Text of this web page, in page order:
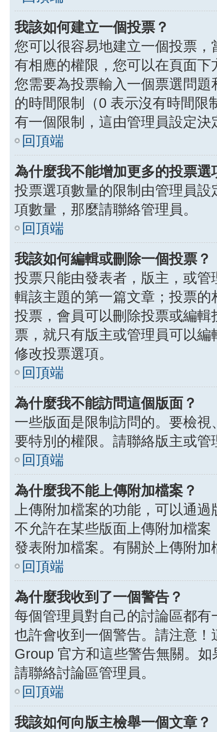
我該如何建立一個投票？
您可以很容易地建立一個投票
有相應的權限，您可以在頁面
您需要為投票輸入一個票選問
的時間限制（0 表示沒有時間限
有一個限制，這由管理員設定決
回頂端
為什麼我不能增加更多的投票選
投票選項數量的限制由管理員
項數量，那麼請聯絡管理員。
回頂端
我該如何編輯或刪除一個投票？
投票只能由發表者，版主，或
輯該主題的第一篇文章；投票
投票，會員可以刪除投票或編
票，就只有版主或管理員可以
修改投票選項。
回頂端
為什麼我不能訪問這個版面？
一些版面是限制訪問的。要檢
要特別的權限。請聯絡版主或管
回頂端
為什麼我不能上傳附加檔案？
上傳附加檔案的功能，可以通
不允許在某些版面上傳附加檔
發表附加檔案。有關於上傳附
回頂端
為什麼我收到了一個警告？
每個管理員對自己的討論區都
也許會收到一個警告。請注意
Group 官方和這些警告無關。
請聯絡討論區管理員。
回頂端
我該如何向版主檢舉一個文章？